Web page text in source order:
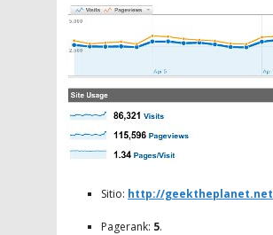
Sitio: http://geektheplanet.net
Pagerank: 5.